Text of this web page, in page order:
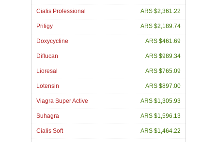
Cialis Professional ARS $2,361.22
Priligy ARS $2,189.74
Doxycycline ARS $461.69
Diflucan ARS $989.34
Lioresal ARS $765.09
Lotensin ARS $897.00
Viagra Super Active ARS $1,305.93
Suhagra ARS $1,596.13
Cialis Soft ARS $1,464.22